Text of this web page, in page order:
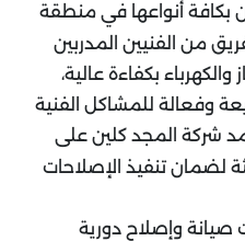
بكافة أنواعها في منطقة
من الفنيين المدربين
بكفاءة عالية،
وفعالة للمشاكل الفنية
شركة المجد كلين على
لضمان تنفيذ الإصلاحات
وإصلاح دورية